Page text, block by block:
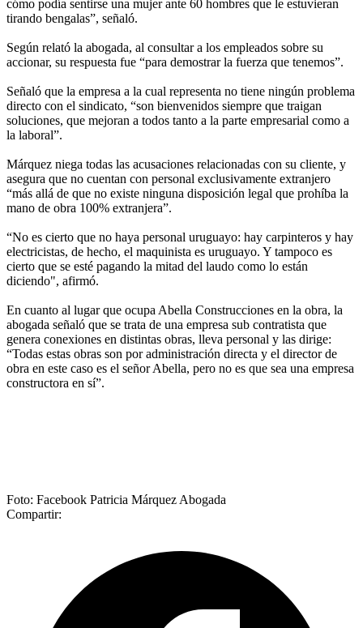
cómo podía sentirse una mujer ante 60 hombres que le estuvieran
tirando bengalas”, señaló.
Según relató la abogada, al consultar a los empleados sobre su
accionar, su respuesta fue “para demostrar la fuerza que tenemos”.
Señaló que la empresa a la cual representa no tiene ningún problema
directo con el sindicato, “son bienvenidos siempre que traigan
soluciones, que mejoran a todos tanto a la parte empresarial como a
la laboral”.
Márquez niega todas las acusaciones relacionadas con su cliente, y
asegura que no cuentan con personal exclusivamente extranjero
“más allá de que no existe ninguna disposición legal que prohíba la
mano de obra 100% extranjera”.
“No es cierto que no haya personal uruguayo: hay carpinteros y hay
electricistas, de hecho, el maquinista es uruguayo. Y tampoco es
cierto que se esté pagando la mitad del laudo como lo están
diciendo", afirmó.
En cuanto al lugar que ocupa Abella Construcciones en la obra, la
abogada señaló que se trata de una empresa sub contratista que
genera conexiones en distintas obras, lleva personal y las dirige:
“Todas estas obras son por administración directa y el director de
obra en este caso es el señor Abella, pero no es que sea una empresa
constructora en sí”.
Foto: Facebook Patricia Márquez Abogada
Compartir: